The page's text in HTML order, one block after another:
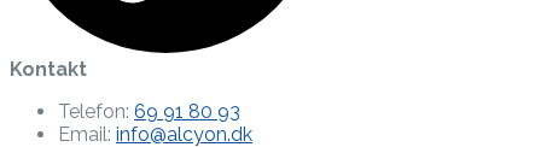
Kontakt
Telefon: 69 91 80 93
Email: info@alcyon.dk